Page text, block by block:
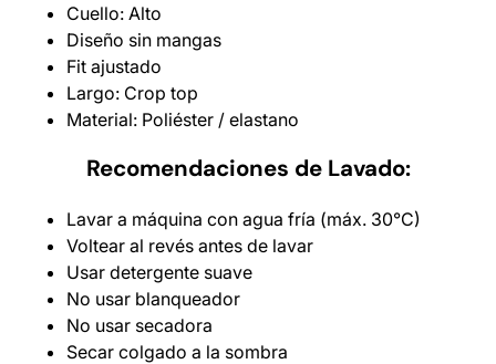
Cuello: Alto
Diseño sin mangas
Fit ajustado
Largo: Crop top
Material: Poliéster / elastano
Recomendaciones de Lavado:
Lavar a máquina con agua fría (máx. 30°C)
Voltear al revés antes de lavar
Usar detergente suave
No usar blanqueador
No usar secadora
Secar colgado a la sombra